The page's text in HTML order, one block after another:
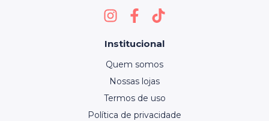
Institucional
Quem somos
Nossas lojas
Termos de uso
Política de privacidade